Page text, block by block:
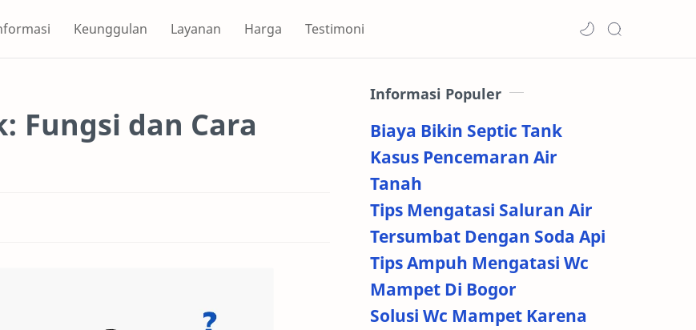
Keunggulan Layanan Harga Testimoni
Fungsi dan Cara
Informasi Populer
Biaya Bikin Septic Tank
Kasus Pencemaran Air
Tanah
Tips Mengatasi Saluran Air
Tersumbat Dengan Soda Api
Tips Ampuh Mengatasi Wc
Mampet Di Bogor
Solusi Wc Mampet Karena